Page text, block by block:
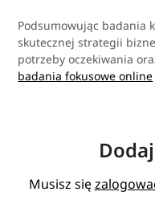
Podsumowując badania
skutecznej strategii
potrzeby oczekiwania
badania fokusowe online
Musisz się